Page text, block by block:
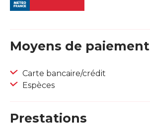
Moyens de paiement
Carte bancaire/crédit
Espèces
Prestations